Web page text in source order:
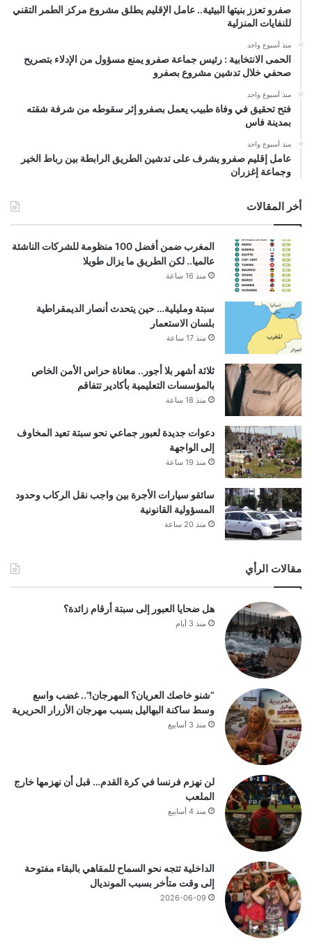
صفرو تعزز بنيتها البيئية.. عامل الإقليم يطلق مشروع مركز الطمر التقني
للنفايات المنزلية
منذ أسبوع واحد
الحمى الانتخابية : رئيس جماعة صفرو يمنع مسؤول من الإدلاء بتصريح
صحفي خلال تدشين مشروع بصفرو
منذ أسبوع واحد
فتح تحقيق في وفاة طبيب يعمل بصفرو إثر سقوطه من شرفة شقته
بمدينة فاس
منذ أسبوع واحد
عامل إقليم صفرو يشرف على تدشين الطريق الرابطة بين رباط الخير
وجماعة إغزران
أخر المقالات
المغرب ضمن أفضل 100 منظومة للشركات الناشئة
عالميا.. لكن الطريق ما يزال طويلا
منذ 16 ساعة
سبتة ومليلية… حين يتحدث أنصار الديمقراطية
بلسان الاستعمار
منذ 17 ساعة
ثلاثة أشهر بلا أجور.. معاناة حراس الأمن الخاص
بالمؤسسات التعليمية بأكادير تتفاقم
منذ 18 ساعة
دعوات جديدة لعبور جماعي نحو سبتة تعيد المخاوف
إلى الواجهة
منذ 19 ساعة
سائقو سيارات الأجرة بين واجب نقل الركاب وحدود
المسؤولية القانونية
منذ 20 ساعة
مقالات الرأي
هل ضحايا العبور إلى سبتة أرقام زائدة؟
منذ 3 أيام
“شنو خاصك العريان؟ المهرجان!”.. غضب واسع
وسط ساكنة البهاليل بسبب مهرجان الأزرار الحريرية
منذ 3 أسابيع
لن نهزم فرنسا في كرة القدم… قبل أن نهزمها خارج
الملعب
منذ 4 أسابيع
الداخلية تتجه نحو السماح للمقاهي بالبقاء مفتوحة
إلى وقت متأخر بسبب المونديال
2026-06-09